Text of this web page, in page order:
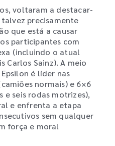
voltaram a destacar-
precisamente
que está a causar
participantes com
(incluindo o atual
Carlos Sainz). A meio
é líder nas
normais) e 6×6
e seis rodas motrizes),
e enfrenta a etapa
sem qualquer
força e moral